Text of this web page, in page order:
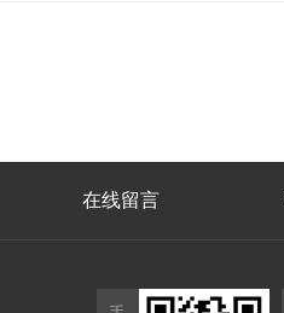
在线留言